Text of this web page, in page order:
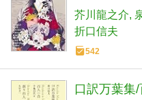
芥川龍之介
折口信夫
542
口訳万葉集